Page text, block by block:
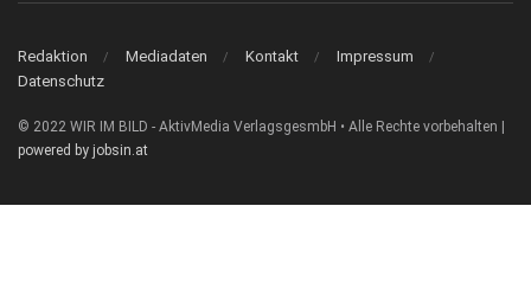
Redaktion Mediadaten Kontakt
Impressum
Datenschutz
© 2022 WIR IM BILD - AktivMedia VerlagsgesmbH • Alle Rechte vorbehalten |
powered by jobsin.at